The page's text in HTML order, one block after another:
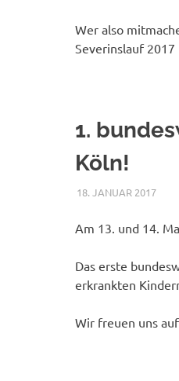
Wer also
Severinslauf 2017
1.
Köln!
18. JANUAR 2017
Am 13. und 14.
Das erste
erkrankten
Wir freuen uns